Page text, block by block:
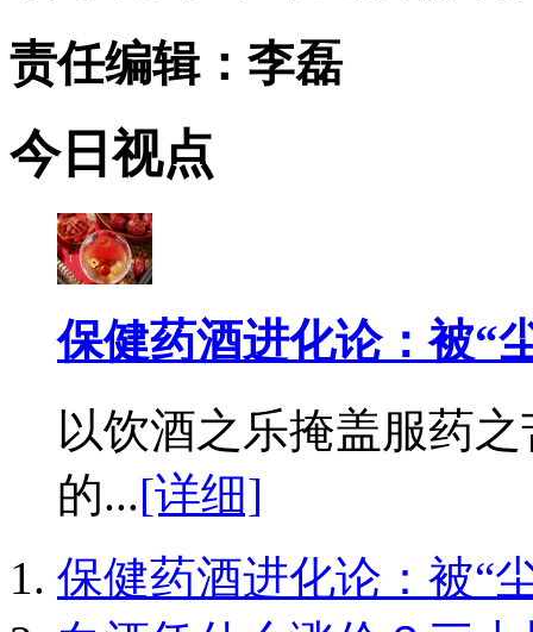
责任编辑：李磊
今日视点
保健药酒进化论：被“
以饮酒之乐掩盖服药
的...[详细]
保健药酒进化论：被“